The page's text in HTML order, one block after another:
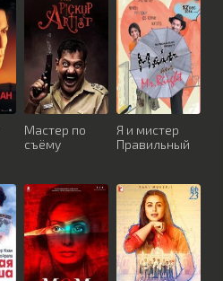
Мастер по
съёму
Я и мистер
Правильный